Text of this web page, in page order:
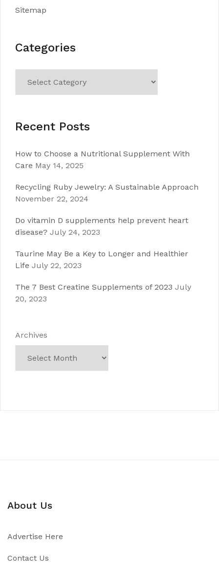
Sitemap
Categories
Recent Posts
How to Choose a Nutritional Supplement With
Care May 14, 2025
Recycling Ruby Jewelry: A Sustainable Approach
November 22, 2024
Do vitamin D supplements help prevent heart
disease? July 24, 2023
Taurine May Be a Key to Longer and Healthier
Life July 22, 2023
The 7 Best Creatine Supplements of 2023 July
20, 2023
Archives
About Us
Advertise Here
Contact Us